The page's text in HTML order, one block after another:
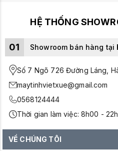
HỆ THỐNG
01 Showroom bán hàng tại
Số 7 Ngõ 726 Đường Láng,
maytinhvietxue@gmail.com
0568124444
Thời gian làm việc: 8h00 -
VỀ CHÚNG TÔI